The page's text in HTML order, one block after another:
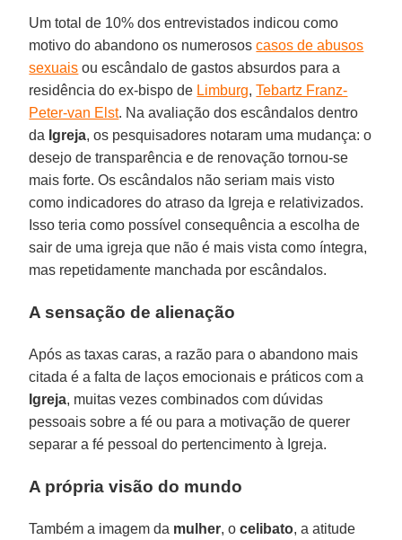
Um total de 10% dos entrevistados indicou como
motivo do abandono os numerososcasos de abusos
sexuais ou escândalo de gastos absurdos para a
residência do ex-bispo de Limburg,Tebartz Franz-
Peter-van Elst. Na avaliação dos escândalos dentro
da Igreja, os pesquisadores notaram uma mudança: o
desejo de transparência e de renovação tornou-se
mais forte. Os escândalos não seriam mais visto
como indicadores do atraso da Igreja e relativizados.
Isso teria como possível consequência a escolha de
sair de uma igreja que não é mais vista como íntegra,
mas repetidamente manchada por escândalos.
A sensação de alienação
Após as taxas caras, a razão para o abandono mais
citada é a falta de laços emocionais e práticos com a
Igreja, muitas vezes combinados com dúvidas
pessoais sobre a fé ou para a motivação de querer
separar a fé pessoal do pertencimento à Igreja.
A própria visão do mundo
Também a imagem da mulher, ocelibato, a atitude